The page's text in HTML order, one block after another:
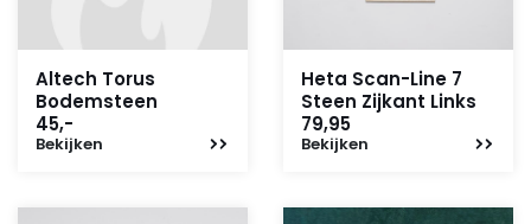
Altech Torus
Bodemsteen
45,-
Bekijken
Heta Scan-Line 7
Steen Zijkant Links
79,95
Bekijken